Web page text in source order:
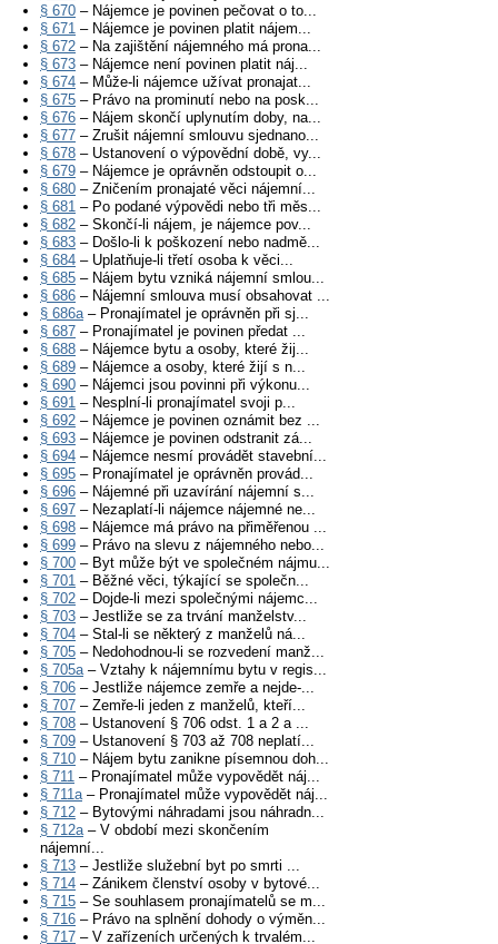
§ 670 – Nájemce je povinen pečovat o to...
§ 671 – Nájemce je povinen platit nájem...
§ 672 – Na zajištění nájemného má prona...
§ 673 – Nájemce není povinen platit náj...
§ 674 – Může-li nájemce užívat pronajat...
§ 675 – Právo na prominutí nebo na posk...
§ 676 – Nájem skončí uplynutím doby, na...
§ 677 – Zrušit nájemní smlouvu sjednano...
§ 678 – Ustanovení o výpovědní době, vy...
§ 679 – Nájemce je oprávněn odstoupit o...
§ 680 – Zničením pronajaté věci nájemní...
§ 681 – Po podané výpovědi nebo tři měs...
§ 682 – Skončí-li nájem, je nájemce pov...
§ 683 – Došlo-li k poškození nebo nadmě...
§ 684 – Uplatňuje-li třetí osoba k věci...
§ 685 – Nájem bytu vzniká nájemní smlou...
§ 686 – Nájemní smlouva musí obsahovat ...
§ 686a– Pronajímatel je oprávněn při sj...
§ 687 – Pronajímatel je povinen předat ...
§ 688 – Nájemce bytu a osoby, které žij...
§ 689 – Nájemce a osoby, které žijí s n...
§ 690 – Nájemci jsou povinni při výkonu...
§ 691 – Nesplní-li pronajímatel svoji p...
§ 692 – Nájemce je povinen oznámit bez ...
§ 693 – Nájemce je povinen odstranit zá...
§ 694 – Nájemce nesmí provádět stavební...
§ 695 – Pronajímatel je oprávněn provád...
§ 696 – Nájemné při uzavírání nájemní s...
§ 697 – Nezaplatí-li nájemce nájemné ne...
§ 698 – Nájemce má právo na přiměřenou ...
§ 699 – Právo na slevu z nájemného nebo...
§ 700 – Byt může být ve společném nájmu...
§ 701 – Běžné věci, týkající se společn...
§ 702 – Dojde-li mezi společnými nájemc...
§ 703 – Jestliže se za trvání manželstv...
§ 704 – Stal-li se některý z manželů ná...
§ 705 – Nedohodnou-li se rozvedení manž...
§ 705a– Vztahy k nájemnímu bytu v regis...
§ 706 – Jestliže nájemce zemře a nejde-...
§ 707 – Zemře-li jeden z manželů, kteří...
§ 708 – Ustanovení § 706 odst. 1 a 2 a ...
§ 709 – Ustanovení § 703 až 708 neplatí...
§ 710 – Nájem bytu zanikne písemnou doh...
§ 711 – Pronajímatel může vypovědět náj...
§ 711a– Pronajímatel může vypovědět náj...
§ 712 – Bytovými náhradami jsou náhradn...
§ 712a– V období mezi skončením
nájemní...
§ 713 – Jestliže služební byt po smrti ...
§ 714 – Zánikem členství osoby v bytové...
§ 715 – Se souhlasem pronajímatelů se m...
§ 716 – Právo na splnění dohody o výměn...
§ 717 – V zařízeních určených k trvalém...